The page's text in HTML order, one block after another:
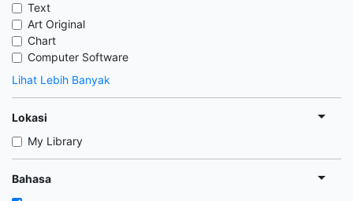
Text
Art Original
Chart
Computer Software
Lihat Lebih Banyak
Lokasi
My Library
Bahasa